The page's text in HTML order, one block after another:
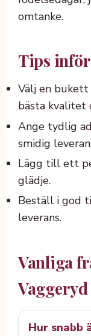
omtanke.
Tips
Välj en bukett
bästa kvalitet
Ange tydlig
smidig
Lägg till ett
glädje.
Beställ i god
leverans.
Vanliga
Vaggeryd
Hur snabb